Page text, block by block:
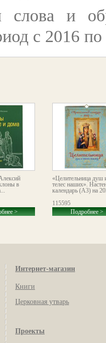
и
с 2016 по
в
>
«Целительница душ
телес наших».
календарь (А3) на
115595
Подробнее >
Интернет-магазин
Книги
Церковная утварь
Проекты